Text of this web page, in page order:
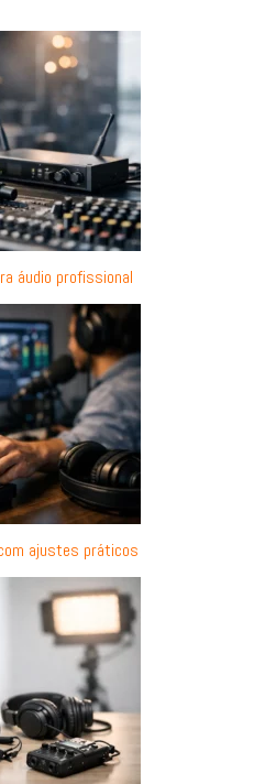
áudio profissional
ajustes práticos